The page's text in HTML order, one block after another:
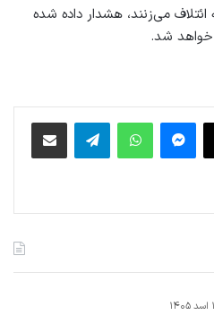
می‌زنند، هشدار داده شده
خواهد شد.
پیام رسان واتس آپ